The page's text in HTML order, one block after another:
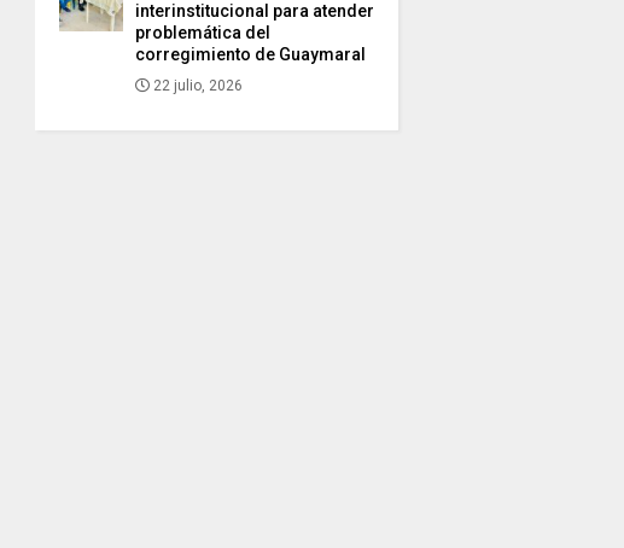
interinstitucional para atender
problemática del
corregimiento de Guaymaral
22 julio, 2026